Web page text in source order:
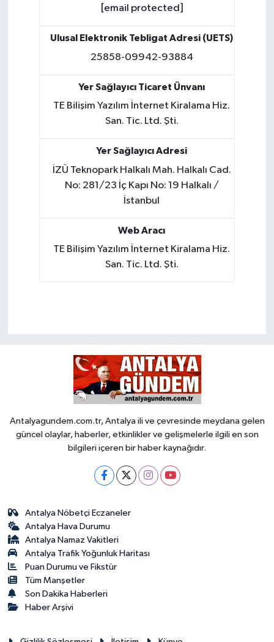
[email protected]
Ulusal Elektronik Tebligat Adresi (UETS)
25858-09942-93884
Yer Sağlayıcı Ticaret Ünvanı
TE Bilişim Yazılım İnternet Kiralama Hiz.
San. Tic. Ltd. Şti.
Yer Sağlayıcı Adresi
İZÜ Teknopark Halkalı Mah. Halkalı Cad.
No: 281/23 İç Kapı No: 19 Halkalı /
İstanbul
Web Aracı
TE Bilişim Yazılım İnternet Kiralama Hiz.
San. Tic. Ltd. Şti.
Antalyagundem.com.tr, Antalya ili ve çevresinde meydana gelen
güncel olaylar, haberler, etkinlikler ve gelişmelerle ilgili en son
bilgileri içeren bir haber kaynağıdır.
Antalya Nöbetçi Eczaneler
Antalya Hava Durumu
Antalya Namaz Vakitleri
Antalya Trafik Yoğunluk Haritası
Puan Durumu ve Fikstür
Tüm Manşetler
Son Dakika Haberleri
Haber Arşivi